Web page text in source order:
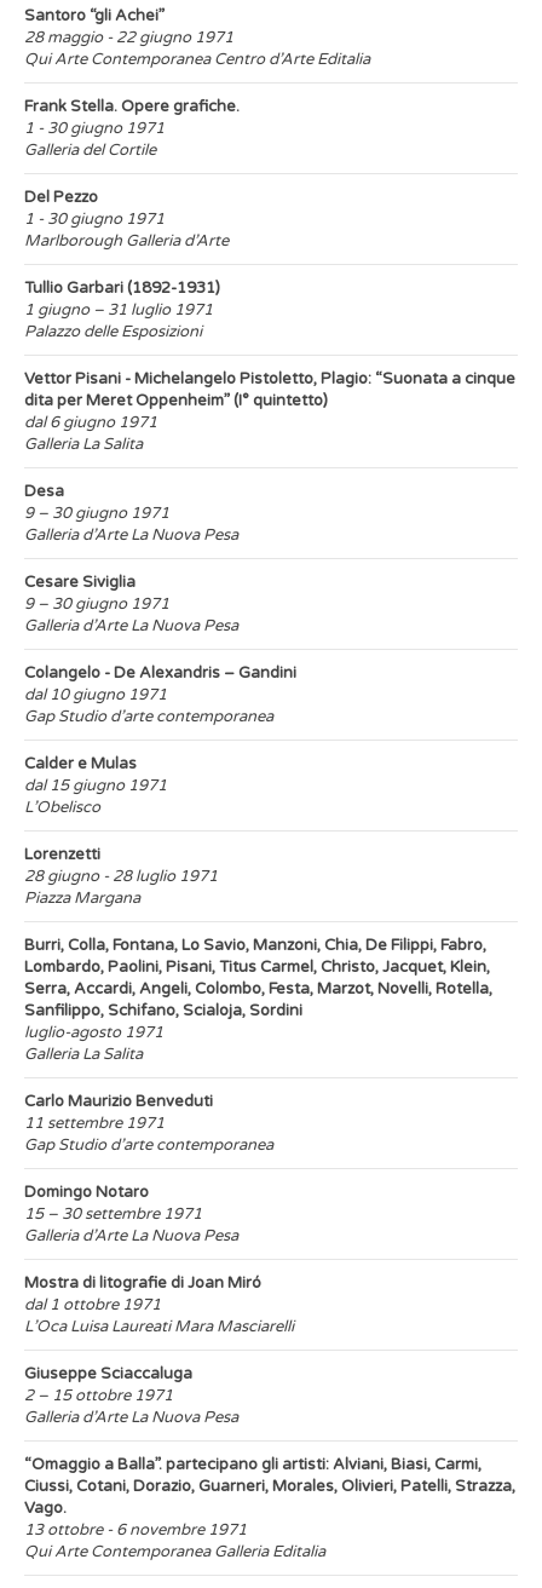
Santoro “gli Achei”
28 maggio - 22 giugno 1971
Qui Arte Contemporanea Centro d’Arte Editalia
Frank Stella. Opere grafiche.
1 - 30 giugno 1971
Galleria del Cortile
Del Pezzo
1 - 30 giugno 1971
Marlborough Galleria d’Arte
Tullio Garbari (1892-1931)
1 giugno – 31 luglio 1971
Palazzo delle Esposizioni
Vettor Pisani - Michelangelo Pistoletto, Plagio: “Suonata a cinque
dita per Meret Oppenheim” (I° quintetto)
dal 6 giugno 1971
Galleria La Salita
Desa
9 – 30 giugno 1971
Galleria d’Arte La Nuova Pesa
Cesare Siviglia
9 – 30 giugno 1971
Galleria d’Arte La Nuova Pesa
Colangelo - De Alexandris – Gandini
dal 10 giugno 1971
Gap Studio d’arte contemporanea
Calder e Mulas
dal 15 giugno 1971
L’Obelisco
Lorenzetti
28 giugno - 28 luglio 1971
Piazza Margana
Burri, Colla, Fontana, Lo Savio, Manzoni, Chia, De Filippi, Fabro,
Lombardo, Paolini, Pisani, Titus Carmel, Christo, Jacquet, Klein,
Serra, Accardi, Angeli, Colombo, Festa, Marzot, Novelli, Rotella,
Sanfilippo, Schifano, Scialoja, Sordini
luglio-agosto 1971
Galleria La Salita
Carlo Maurizio Benveduti
11 settembre 1971
Gap Studio d’arte contemporanea
Domingo Notaro
15 – 30 settembre 1971
Galleria d’Arte La Nuova Pesa
Mostra di litografie di Joan Miró
dal 1 ottobre 1971
L’Oca Luisa Laureati Mara Masciarelli
Giuseppe Sciaccaluga
2 – 15 ottobre 1971
Galleria d’Arte La Nuova Pesa
“Omaggio a Balla”. partecipano gli artisti: Alviani, Biasi, Carmi,
Ciussi, Cotani, Dorazio, Guarneri, Morales, Olivieri, Patelli, Strazza,
Vago.
13 ottobre - 6 novembre 1971
Qui Arte Contemporanea Galleria Editalia